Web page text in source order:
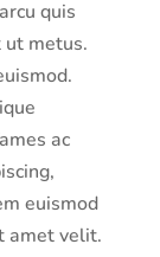
quis
metus.
ac
euismod
amet velit.